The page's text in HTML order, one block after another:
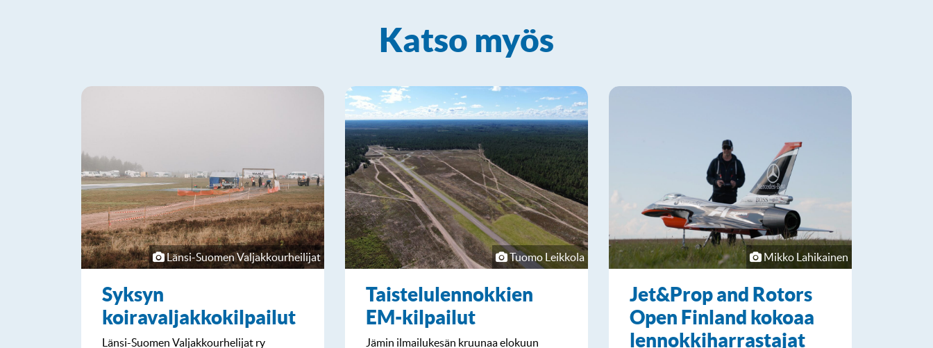
Katso myös
Länsi-Suomen Valjakkourheilijat
Syksyn
koiravaljakkokilpailut
Länsi-Suomen Valjakkourhelijat ry
Tuomo Leikkola
Taistelulennokkien
EM-kilpailut
Jämin ilmailukesän kruunaa elokuun
Mikko Lahikainen
Jet&Prop and Rotors
Open Finland kokoaa
lennokkiharrastajat